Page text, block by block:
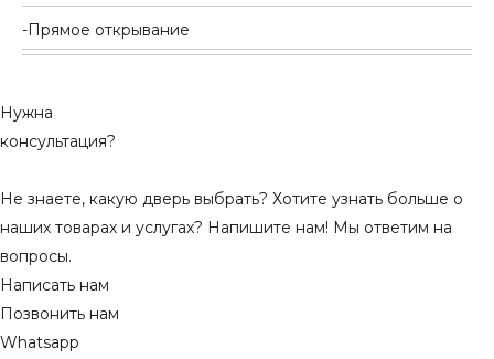
Прямое открывание
Нужна
консультация?
Не знаете, какую дверь выбрать? Хотите узнать больше о
наших товарах и услугах? Напишите нам! Мы ответим на
вопросы.
Написать нам
Позвонить нам
Whatsapp